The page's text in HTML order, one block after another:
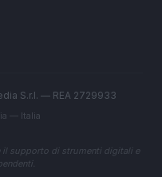
S.r.l. — REA 2729933
— Italia
il supporto di strumenti digitali e